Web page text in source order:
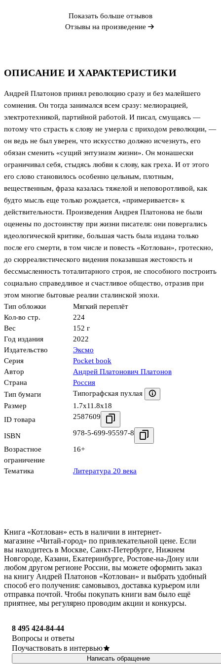
ОПИСАНИЕ И ХАРАКТЕРИСТИКИ
Андрей Платонов принял революцию сразу и без малейшего
сомнения. Он тогда занимался всем сразу: мелиорацией,
электротехникой, партийной работой. И писал, смущаясь —
потому что страсть к слову не умерла с приходом революции, —
он ведь не был уверен, что искусство должно исчезнуть, его
обязан сменить «сущий энтузиазм жизни». Он монашески
ограничивал себя, стыдясь любви к слову, как греха. И от этого
его слово становилось особенно цельным, плотным,
вещественным, фраза казалась тяжелой и неповоротливой, как
будто мысль еще только рождается, «примеривается» к
действительности. Произведения Андрея Платонова не были
оценены по достоинству при жизни писателя: они повергались
идеологической критике, большая часть была издана только
после его смерти, в том числе и повесть «Котлован», гротескно,
до сюрреалистического видения показавшая жестокость и
бессмысленность тоталитарного строя, не способного построить
социально справедливое и счастливое общество, отразив при
этом многие бытовые реалии сталинской эпохи.
Тип обложки
Мягкий переплёт
Кол-во стр.
224
Вес
152 г
Год издания
2022
Издательство
Эксмо
Серия
Pocket book
Автор
Андрей Платонович Платонов
Страна
Россия
Тип бумаги
Типографская пухлая
Размер
1.7x11.8x18
ID товара
2587609
ISBN 978-5-699-95597-8
Возрастное
ограничение
16+
Тематика Литература 20 века
Показать больше отзывов
Отзывы на произведение
Книга «Котлован» есть в наличии в интернет-
магазине «Читай-город» по привлекательной цене. Если
вы находитесь в Москве, Санкт-Петербурге, Нижнем
Новгороде, Казани, Екатеринбурге, Ростове-на-Дону или
любом другом регионе России, вы можете оформить заказ
на книгу Андрей Платонов «Котлован» и выбрать удобный
способ его получения: самовывоз, доставка курьером или
отправка почтой. Чтобы покупать книги вам было ещё
приятнее, мы регулярно проводим акции и конкурсы.
8 495 424-84-44
Вопросы и ответы
Поучаствовать в интервью
Написать обращение